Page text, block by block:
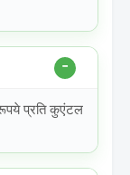
प्रति कुएंटल